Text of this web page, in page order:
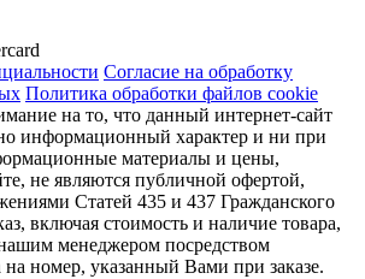
Согласие на обработку
Политика обработки файлов cookie
на то, что данный интернет-сайт
информационный характер и ни при
материалы и цены,
не являются публичной офертой,
Статей 435 и 437 Гражданского
включая стоимость и наличие товара,
менеджером посредством
на номер, указанный Вами при заказе.